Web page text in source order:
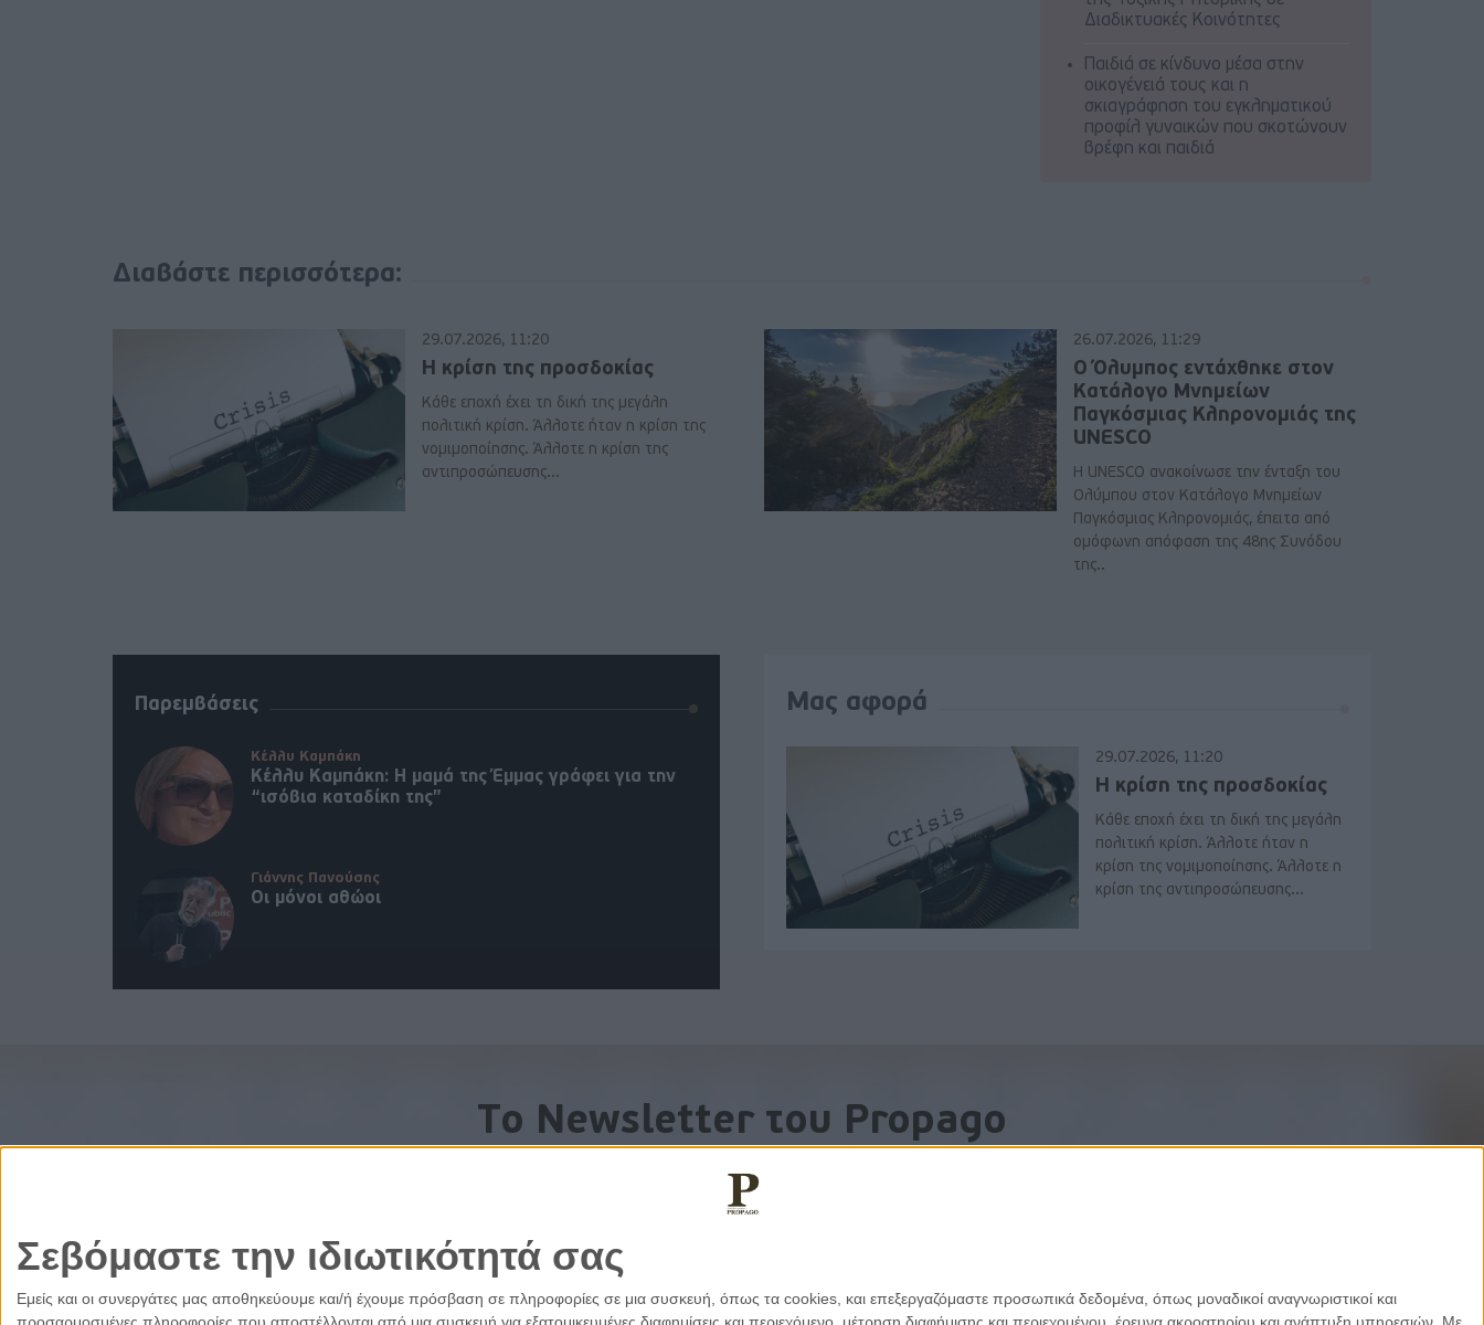
Σεβόμαστε την ιδιωτικότητά σας
Εμείς και οι συνεργάτες μας αποθηκεύουμε και/ή έχουμε πρόσβαση σε πληροφορίες σε μια συσκευή, όπως τα cookies, και επεξεργαζόμαστε προσωπικά δεδομένα, όπως μοναδικοί αναγνωριστικοί και
Διαδικτυακές Κοινότητες
Παιδιά σε κίνδυνο μέσα στην
οικογένειά τους και η
σκιαγράφηση του εγκληματικού
προφίλ γυναικών που σκοτώνουν
βρέφη και παιδιά
Διαβάστε περισσότερα:
29.07.2026, 11:20
Η κρίση της προσδοκίας
Κάθε εποχή έχει τη δική της μεγάλη
πολιτική κρίση. Άλλοτε ήταν η κρίση της
νομιμοποίησης. Άλλοτε η κρίση της
αντιπροσώπευσης...
26.07.2026, 11:29
Ο Όλυμπος εντάχθηκε στον
Κατάλογο Μνημείων
Παγκόσμιας Κληρονομιάς της
UNESCO
Η UNESCO ανακοίνωσε την ένταξη του
Ολύμπου στον Κατάλογο Μνημείων
Παγκόσμιας Κληρονομιάς, έπειτα από
ομόφωνη απόφαση της 48ης Συνόδου
της..
Παρεμβάσεις
Κέλλυ Καμπάκη
Κέλλυ Καμπάκη: Η μαμά της Έμμας γράφει για την
“ισόβια καταδίκη της”
Γιάννης Πανούσης
Οι μόνοι αθώοι
Μας αφορά
29.07.2026, 11:20
Η κρίση της προσδοκίας
Κάθε εποχή έχει τη δική της μεγάλη
πολιτική κρίση. Άλλοτε ήταν η
κρίση της νομιμοποίησης. Άλλοτε η
κρίση της αντιπροσώπευσης...
To Newsletter του Propago
Λάβετε την ανάλυση της ημέρας στο email σας